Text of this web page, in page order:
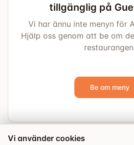
tillgänglig på
Vi har ännu inte menyn för
Hjälp oss genom att be om
Be om meny
Vi använder cookies